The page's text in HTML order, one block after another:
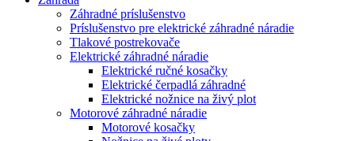
Záhradné príslušenstvo
Príslušenstvo pre elektrické záhradné náradie
Tlakové postrekovače
Elektrické záhradné náradie
Elektrické ručné kosačky
Elektrické čerpadlá záhradné
Elektrické nožnice na živý plot
Motorové záhradné náradie
Motorové kosačky